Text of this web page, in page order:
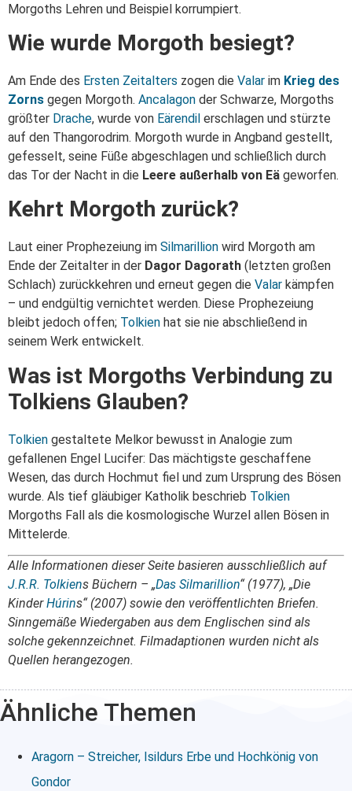
Morgoths Lehren und Beispiel korrumpiert.
Wie wurde Morgoth besiegt?
Am Ende des Ersten Zeitalters zogen die Valar im Krieg des
Zorns gegen Morgoth. Ancalagon der Schwarze, Morgoths
größter Drache, wurde von Eärendil erschlagen und stürzte
auf den Thangorodrim. Morgoth wurde in Angband gestellt,
gefesselt, seine Füße abgeschlagen und schließlich durch
das Tor der Nacht in die Leere außerhalb von Eä geworfen.
Kehrt Morgoth zurück?
Laut einer Prophezeiung im Silmarillion wird Morgoth am
Ende der Zeitalter in der Dagor Dagorath (letzten großen
Schlach) zurückkehren und erneut gegen die Valar kämpfen
– und endgültig vernichtet werden. Diese Prophezeiung
bleibt jedoch offen; Tolkien hat sie nie abschließend in
seinem Werk entwickelt.
Was ist Morgoths Verbindung zu
Tolkiens Glauben?
Tolkien gestaltete Melkor bewusst in Analogie zum
gefallenen Engel Lucifer: Das mächtigste geschaffene
Wesen, das durch Hochmut fiel und zum Ursprung des Bösen
wurde. Als tief gläubiger Katholik beschrieb Tolkien
Morgoths Fall als die kosmologische Wurzel allen Bösen in
Mittelerde.
Alle Informationen dieser Seite basieren ausschließlich auf
J.R.R. Tolkiens Büchern – „Das Silmarillion“ (1977), „Die
KinderHúrins“ (2007) sowie den veröffentlichten Briefen.
Sinngemäße Wiedergaben aus dem Englischen sind als
solche gekennzeichnet. Filmadaptionen wurden nicht als
Quellen herangezogen.
Ähnliche Themen
Aragorn – Streicher, Isildurs Erbe und Hochkönig von
Gondor